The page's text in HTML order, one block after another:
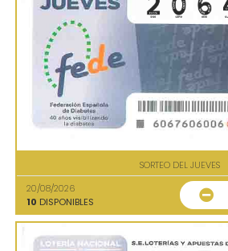
SORTEO DEL JUEVES
20/08/2026
10 DISPONIBLES